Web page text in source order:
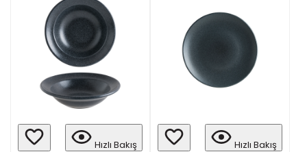
Hızlı Bakış
Hızlı Bakış